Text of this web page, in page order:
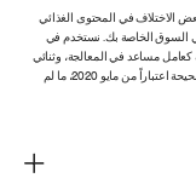
الاختلاف في المحتوى الغذائي
السوق الخاصة بك. نستخدم في
مساعد في المعالجة، وثنائي
ميثيل بولي سيلوكسين لتقليل تناثر الزيت عند الطهي. هذه المعلومات صحيحة اعتباراً من مايو 2020، ما لم